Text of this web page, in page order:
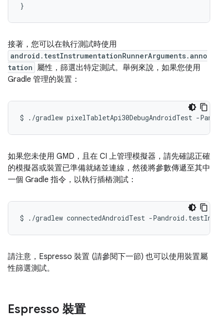
}
接著，您可以在執行測試時使用
android.testInstrumentationRunnerArguments.anno
tation 屬性，篩選出特定測試。舉例來說，如果您使用
Gradle 管理的裝置：
如果您未使用 GMD，且在 CI 上管理模擬器，請先確認正確
的模擬器或裝置已準備就緒並連線，然後將參數傳遞至其中
一個 Gradle 指令，以執行插樁測試：
請注意，Espresso 裝置 (請參閱下一節) 也可以使用裝置屬
性篩選測試。
Espresso 裝置